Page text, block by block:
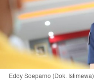
Eddy Soeparno (Dok. Istimewa)